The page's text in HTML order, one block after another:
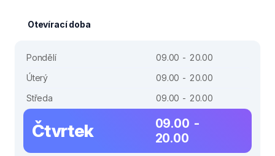
Otevírací doba
Pondělí
09.00 - 20.00
Úterý
09.00 - 20.00
Středa
09.00 - 20.00
Čtvrtek
09.00 -
20.00